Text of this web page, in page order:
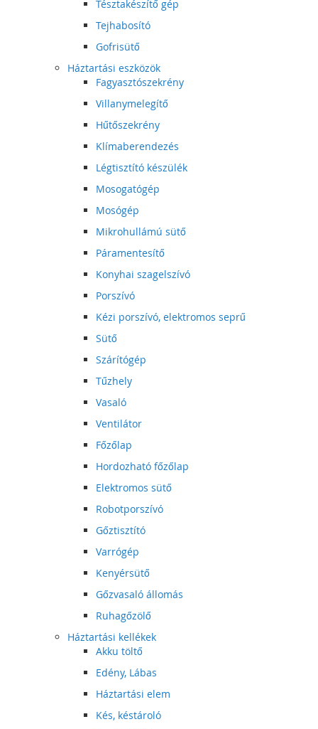
Tésztakészítő gép
Tejhabosító
Gofrisütő
Háztartási eszközök
Fagyasztószekrény
Villanymelegítő
Hűtőszekrény
Klímaberendezés
Légtisztító készülék
Mosogatógép
Mosógép
Mikrohullámú sütő
Páramentesítő
Konyhai szagelszívó
Porszívó
Kézi porszívó, elektromos seprű
Sütő
Szárítógép
Tűzhely
Vasaló
Ventilátor
Főzőlap
Hordozható főzőlap
Elektromos sütő
Robotporszívó
Gőztisztító
Varrógép
Kenyérsütő
Gőzvasaló állomás
Ruhagőzölő
Háztartási kellékek
Akku töltő
Edény, Lábas
Háztartási elem
Kés, késtároló